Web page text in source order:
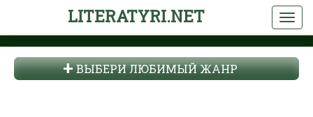
LITERATYRI.NET
ВЫБЕРИ ЛЮБИМЫЙ ЖАНР